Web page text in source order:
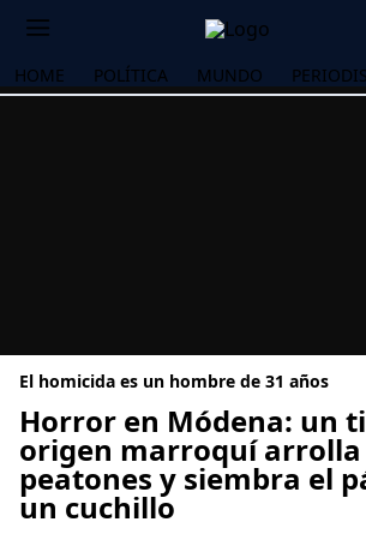
HOME POLÍTICA MUNDO
El homicida es un hombre de 31 años
Horror en Módena: un
origen marroquí arrolla
peatones y siembra el
un cuchillo